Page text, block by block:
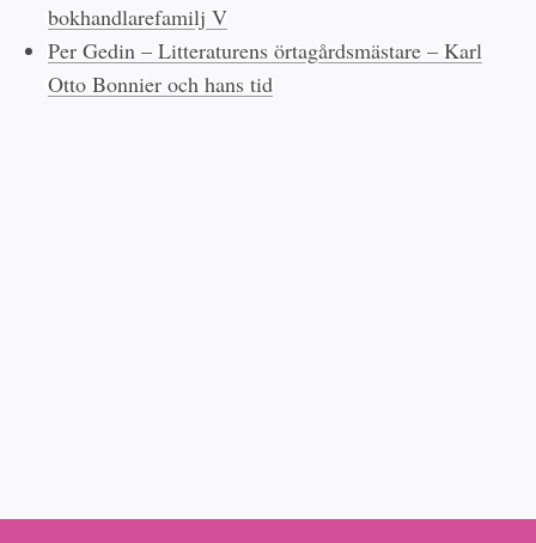
bokhandlarefamilj V
Per Gedin – Litteraturens örtagårdsmästare – Karl
Otto Bonnier och hans tid